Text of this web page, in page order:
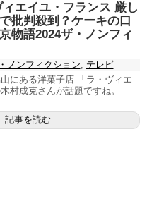
エイユ・フランス 厳し
批判殺到？ケーキの口
物語2024ザ・ノンフィ
ノンフィクション, テレビ
にある洋菓子店 「ラ・ヴィエ
村成克さんが話題ですね。
記事を読む